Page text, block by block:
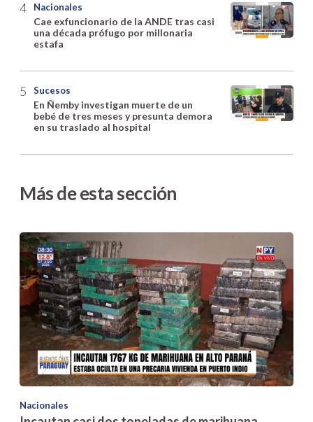
Nacionales
Cae exfuncionario de la ANDE tras casi
una década prófugo por millonaria
estafa
Sucesos
En Ñemby investigan muerte de un
bebé de tres meses y presunta demora
en su traslado al hospital
Más de esta sección
Nacionales